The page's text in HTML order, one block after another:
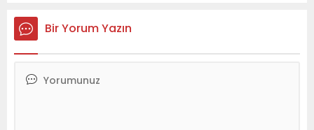
Bir Yorum Yazın